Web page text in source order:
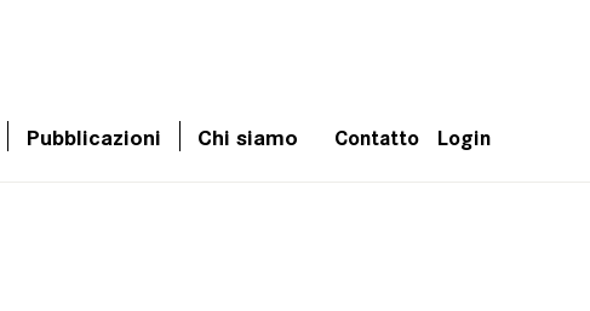
Pubblicazioni Chi siamo Contatto Login